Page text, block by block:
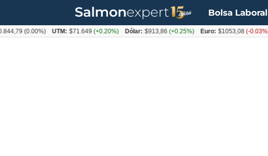
Bolsa Laboral
(0.00%) UTM: $71.649(+0.20%) Dólar: $913,86(+0.25%) Euro: $1053,08(-0.03%) IPC: